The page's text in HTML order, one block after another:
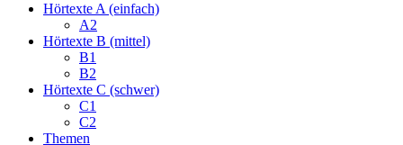
Hörtexte A (einfach)
A2
Hörtexte B (mittel)
B1
B2
Hörtexte C (schwer)
C1
C2
Themen